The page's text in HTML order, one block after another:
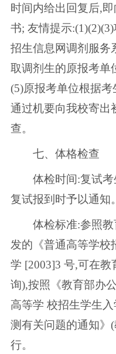
时间内给出回复后,
书; 友情提示
招生信息网调剂服务
取调剂生的原报考单
(5)原报考单位根据
通过机要向我校寄出
查。
七、体格检查
体检时间:复试考
复试报到时予以通知。
体检标准:参照教
发的《普通高等学校
学 [2003]3 号,可在教
询),按照《教育部办
高等学 校招生学生
测有关问题的通知》
行。